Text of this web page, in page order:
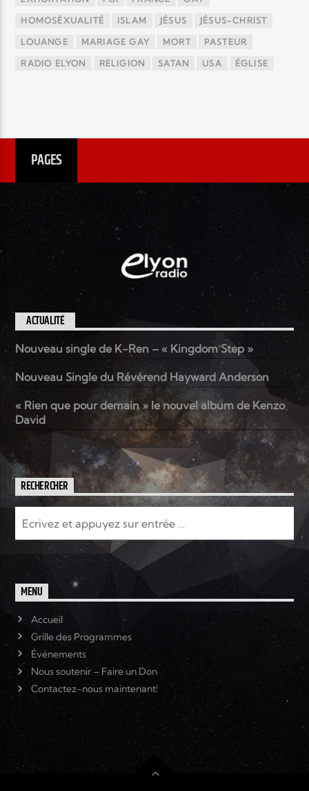
HOMOSÉXUALITÉ ISLAM JÉSUS JÉSUS-CHRIST
LOUANGE MARIAGE GAY MORT PASTEUR
RADIO ELYON RELIGION SATAN USA ÉGLISE
PAGES
ACTUALITÉ
Nouveau single de K-Ren – « Kingdom Step »
Nouveau Single du Révérend Hayward Anderson
« Rien que pour demain » le nouvel album de Kenzo
David
RECHERCHER
MENU
Accueil
Grille des Programmes
Événements
Nous soutenir – Faire un Don
Contactez-nous maintenant!